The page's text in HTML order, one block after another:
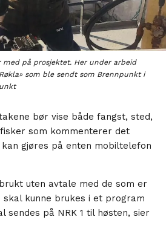
med på prosjektet. Her under arbeid
som ble sendt som Brennpunkt i
bør vise både fangst, sted,
som kommenterer det
gjøres på enten mobiltelefon
uten avtale med de som er
kunne brukes i et program
sendes på NRK 1 til høsten, sier